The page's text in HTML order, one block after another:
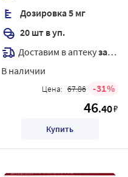
Дозировка 5 мг
20 шт в уп.
Доставим в аптекузавтра
В наличии
Цена: 67.86 31
46.40₽
Купить